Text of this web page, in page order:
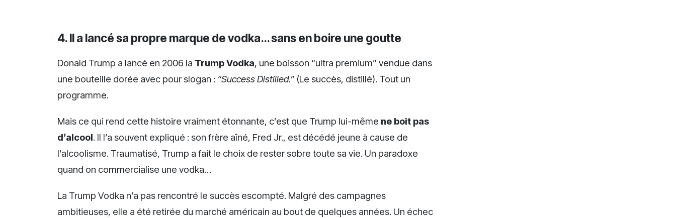
4. Il a lancé sa propre marque de vodka… sans en boire une goutte
Donald Trump a lancé en 2006 la Trump Vodka, une boisson “ultra premium” vendue dans
une bouteille dorée avec pour slogan : “Success Distilled.” (Le succès, distillé). Tout un
programme.
Mais ce qui rend cette histoire vraiment étonnante, c’est que Trump lui-même ne boit pas
d’alcool. Il l’a souvent expliqué : son frère aîné, Fred Jr., est décédé jeune à cause de
l’alcoolisme. Traumatisé, Trump a fait le choix de rester sobre toute sa vie. Un paradoxe
quand on commercialise une vodka…
La Trump Vodka n’a pas rencontré le succès escompté. Malgré des campagnes
ambitieuses, elle a été retirée du marché américain au bout de quelques années. Un échec